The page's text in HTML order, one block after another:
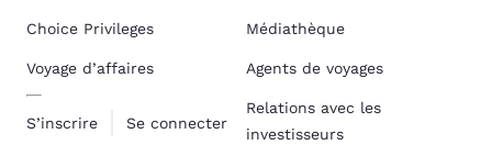
Choice Privileges
Voyage d’affaires
S’inscrire Se connecter
Médiathèque
Agents de voyages
Relations avec les
investisseurs